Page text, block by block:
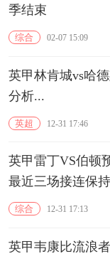
季结束
综合 02-07 15:09
英甲林肯城vs哈
分析...
英超 12-31 17:46
英甲雷丁VS伯顿
最近三场接连保
综合 12-31 17:13
英甲韦康比流浪